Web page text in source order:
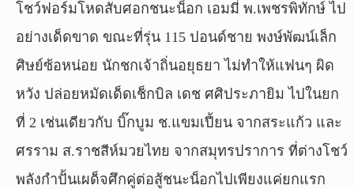
โชว์ฟอร์มโหดสับศอกชนะน็อก เอมมี่ พ.เพชรพิทักษ์ ไป
อย่างเด็ดขาด ขณะที่รุ่น 115 ปอนด์ชาย พงษ์พัฒน์เล็ก
ศิษย์ซ้อหน่อย นักชกเจ้าถิ่นอยุธยา ไม่ทำให้แฟนๆ ผิด
หวัง ปล่อยหมัดเด็ดเช็กบิล เดช ศศิประภายิม ไปในยก
ที่ 2 เช่นเดียวกับ บิ๊กบูม ช.แขมเปี้ยน จากสระแก้ว และ
ศรราม ส.ราชสีห์มวยไทย จากสมุทรปราการ ที่ต่างโชว์
พลังกำปั้นเผด็จศึกคู่ต่อสู้ชนะน็อกไปเพียงแค่ยกแรก